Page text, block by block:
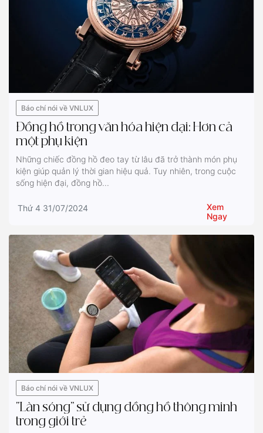
Báo chí nói về VNLUX
Đồng hồ trong văn hóa hiện đại: Hơn cả
một phụ kiện
Những chiếc đồng hồ đeo tay từ lâu đã trở thành món phụ
kiện giúp quản lý thời gian hiệu quả. Tuy nhiên, trong cuộc
sống hiện đại, đồng hồ...
Thứ 4 31/07/2024
Xem
Ngay
Báo chí nói về VNLUX
“Làn sóng” sử dụng đồng hồ thông minh
trong giới trẻ